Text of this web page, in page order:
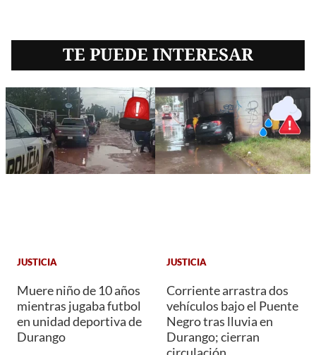
TE PUEDE INTERESAR
JUSTICIA
Muere niño de 10 años
mientras jugaba futbol
en unidad deportiva de
Durango
JUSTICIA
Corriente arrastra dos
vehículos bajo el Puente
Negro tras lluvia en
Durango; cierran